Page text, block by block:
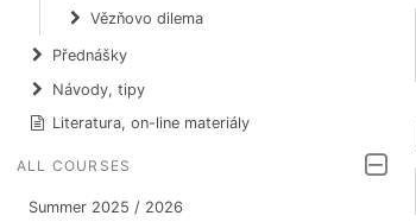
Vězňovo dilema
Přednášky
Návody, tipy
Literatura, on-line materiály
ALL COURSES
Summer 2025 / 2026